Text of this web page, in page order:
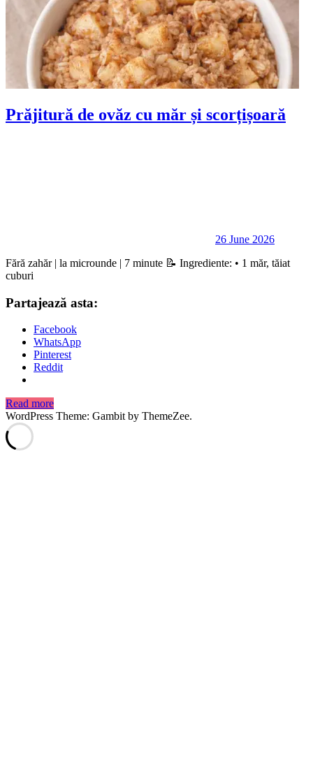
Prăjitură de ovăz cu măr și scorțișoară
26 June 2026
Fără zahăr | la microunde | 7 minute 📝 Ingrediente: • 1 măr, tăiat
cuburi
Partajează asta:
Facebook
WhatsApp
Pinterest
Reddit
Read more
WordPress Theme: Gambit by ThemeZee.